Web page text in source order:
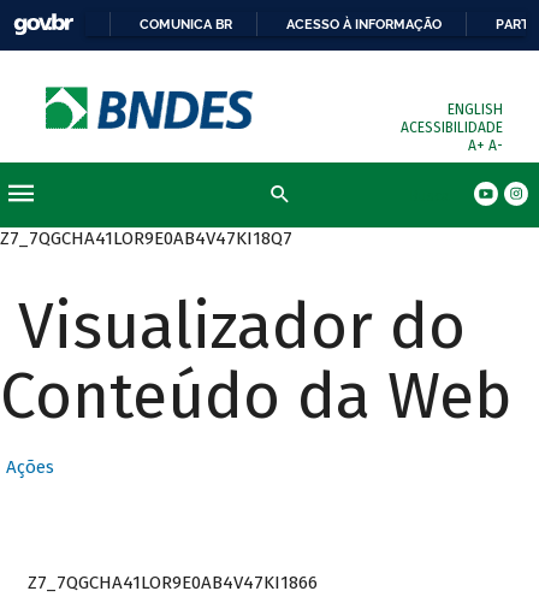
COMUNICA BR ACESSO À INFORMAÇÃO
ENGLISH
ACESSIBILIDADE
A+ A-
Z7_7QGCHA41LOR9E0AB4V47KI18Q7
Visualizador do
Conteúdo da Web
Ações
Z7_7QGCHA41LOR9E0AB4V47KI1866